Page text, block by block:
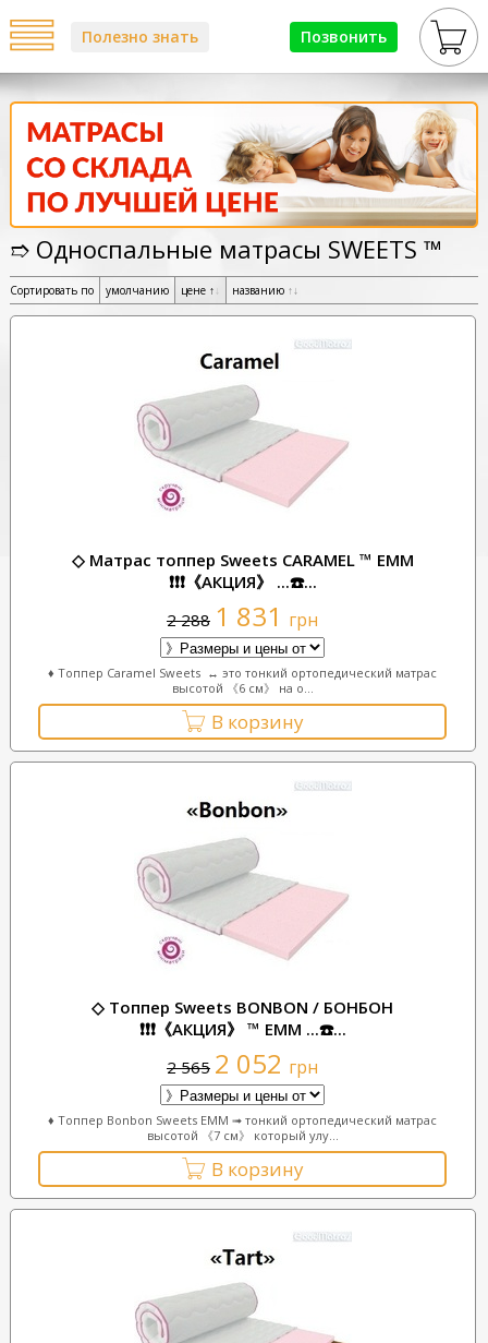
Позвонить
Полезно знать
➱ Односпальные матрасы SWEETS ™
Сортировать по умолчанию цене ↑ ↓ названию ↑↓
◇ Матрас топпер Sweets CARAMEL ™ ЕММ
❗❗❗《АКЦИЯ》 ...☎️...
2 288 1 831 грн
♦ Топпер Caramel Sweets ↔ это тонкий ортопедический матрас
высотой 《6 см》 на о...
В корзину
◇ Топпер Sweets BONBON / БОНБОН
❗❗❗《АКЦИЯ》 ™ ЕММ ...☎️...
2 565 2 052 грн
♦ Топпер Bonbon Sweets ЕММ ➟ тонкий ортопедический матрас
высотой 《7 см》 который улу...
В корзину